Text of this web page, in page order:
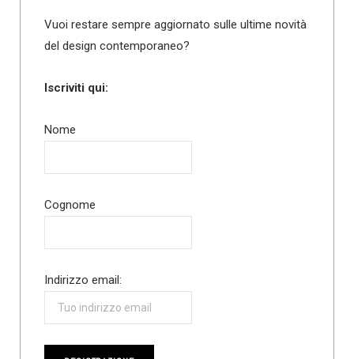
Vuoi restare sempre aggiornato sulle ultime novità
del design contemporaneo?
Iscriviti qui:
Nome
Cognome
Indirizzo email: